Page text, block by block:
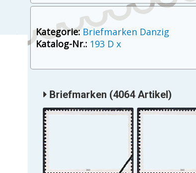
Kategorie: Briefmarken Danzig
Katalog-Nr.: 193 D x
Briefmarken (4064 Artikel)